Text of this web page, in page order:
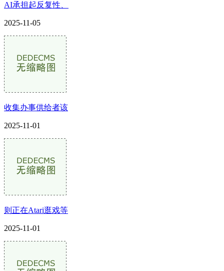
AI承担起反复性、
2025-11-05
收集办事供给者该
2025-11-01
则正在Atari逛戏等
2025-11-01